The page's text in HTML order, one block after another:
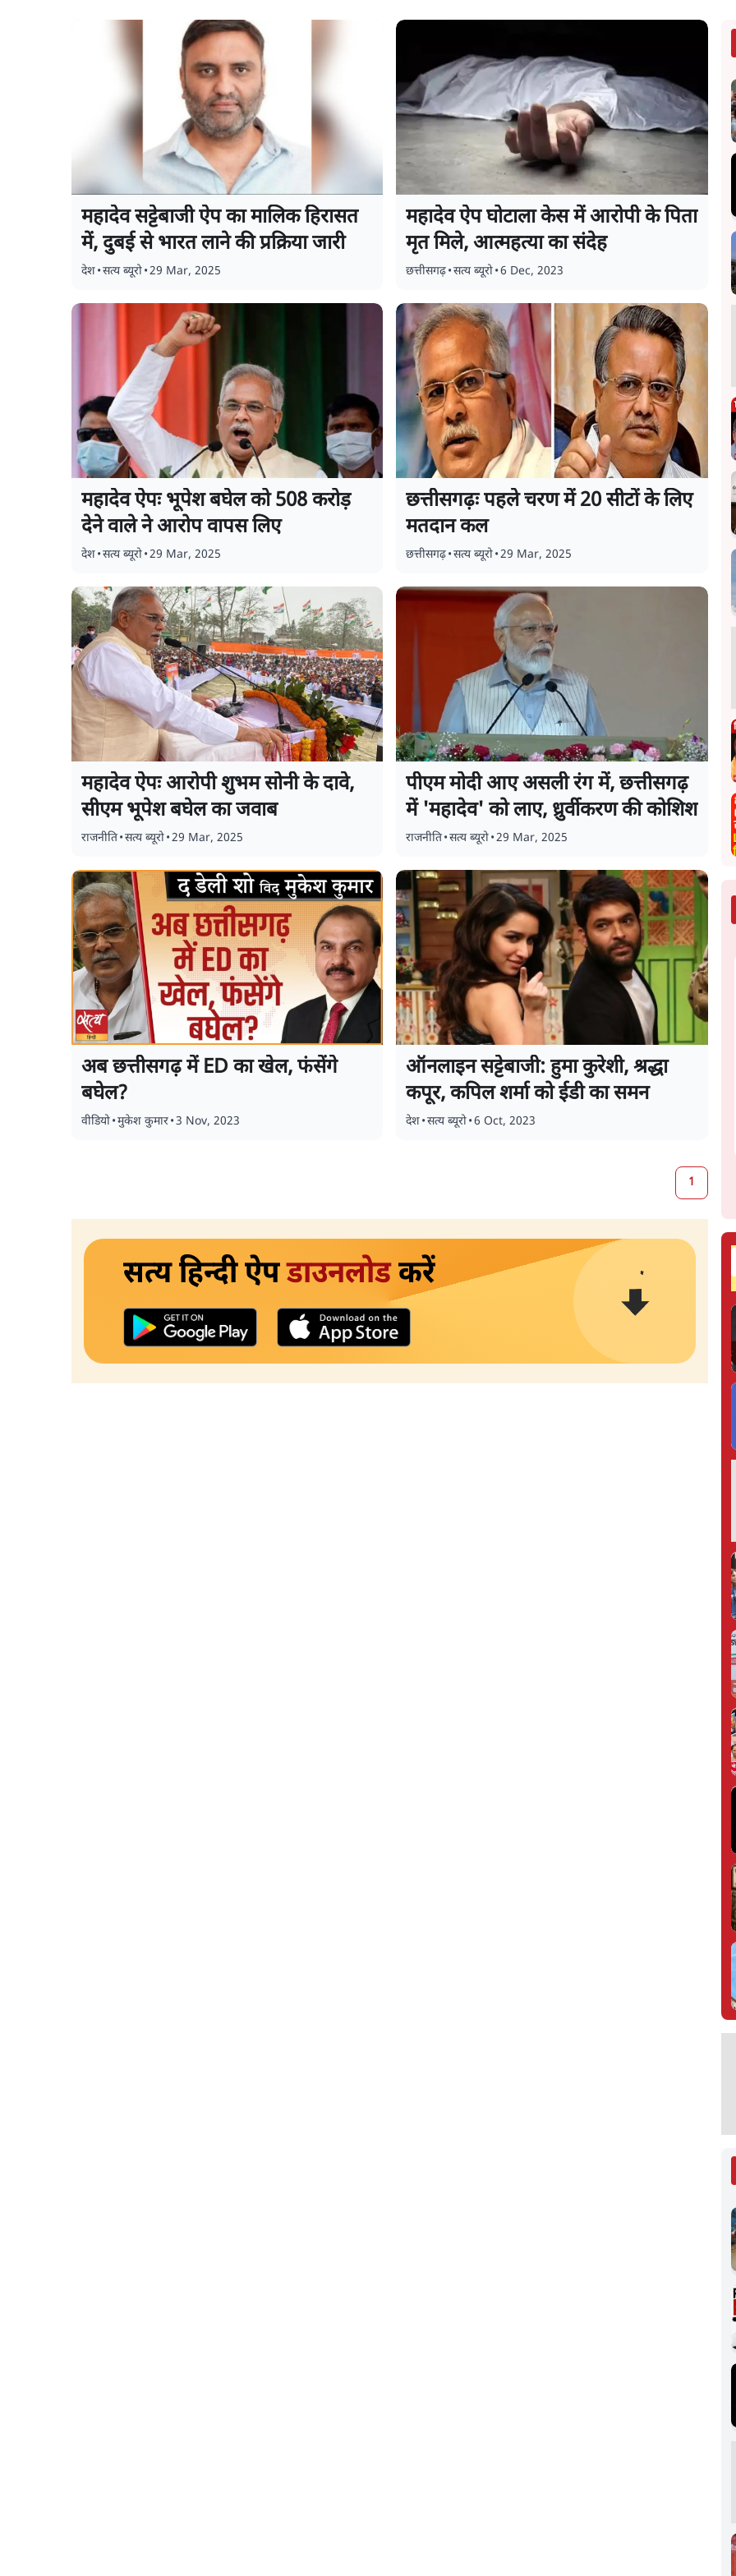
महादेव सट्टेबाजी ऐप का मालिक हिरासत
में, दुबई से भारत लाने की प्रक्रिया जारी
देश•सत्य ब्यूरो•29 Mar, 2025
महादेव ऐप घोटाला केस में आरोपी के पिता
मृत मिले, आत्महत्या का संदेह
छत्तीसगढ़•सत्य ब्यूरो•6 Dec, 2023
महादेव ऐपः भूपेश बघेल को 508 करोड़
देने वाले ने आरोप वापस लिए
देश•सत्य ब्यूरो•29 Mar, 2025
छत्तीसगढ़ः पहले चरण में 20 सीटों के लिए
मतदान कल
छत्तीसगढ़•सत्य ब्यूरो•29 Mar, 2025
महादेव ऐपः आरोपी शुभम सोनी के दावे,
सीएम भूपेश बघेल का जवाब
राजनीति•सत्य ब्यूरो•29 Mar, 2025
पीएम मोदी आए असली रंग में, छत्तीसगढ़
में 'महादेव' को लाए, ध्रुर्वीकरण की कोशिश
राजनीति•सत्य ब्यूरो•29 Mar, 2025
अब छत्तीसगढ़ में ED का खेल, फंसेंगे
बघेल?
वीडियो•मुकेश कुमार•3 Nov, 2023
ऑनलाइन सट्टेबाजी: हुमा कुरेशी, श्रद्धा
कपूर, कपिल शर्मा को ईडी का समन
देश•सत्य ब्यूरो•6 Oct, 2023
1
सत्य हिन्दी ऐपडाउनलोडकरें